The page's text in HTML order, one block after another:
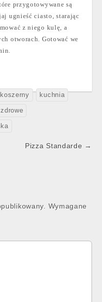
przygotowywane są
ugnieść ciasto, starając
z niego kulę, a
otworach. Gotować we
koszerny kuchnia
Pizza Standarde →
Wymagane